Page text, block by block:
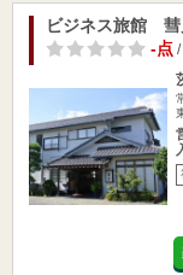
ビジネス旅館 彗
-点/